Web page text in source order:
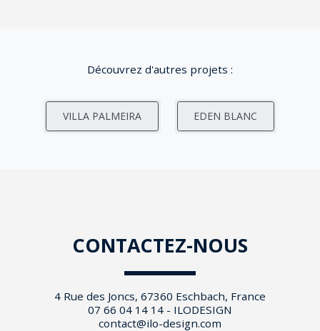
Découvrez d'autres projets :
VILLA PALMEIRA EDEN BLANC
CONTACTEZ-NOUS
4 Rue des Joncs, 67360 Eschbach, France
07 66 04 14 14 - ILODESIGN
contact@ilo-design.com